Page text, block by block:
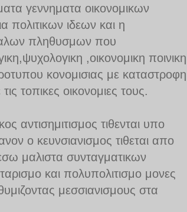
γεννηματα οικονομικων
πολιτικων ιδεων και η
πληθυσμων που
,οικονομικη ποινικη
κονομισιας με καταστροφη
τοπικες οικονομιες τους.
αντισημιτισμος τιθενται υπο
ο κευνσιανισμος τιθεται απο
μαλιστα συνταγματικων
και πολυπολιτισμο μονες
μεσσιανισμους στα